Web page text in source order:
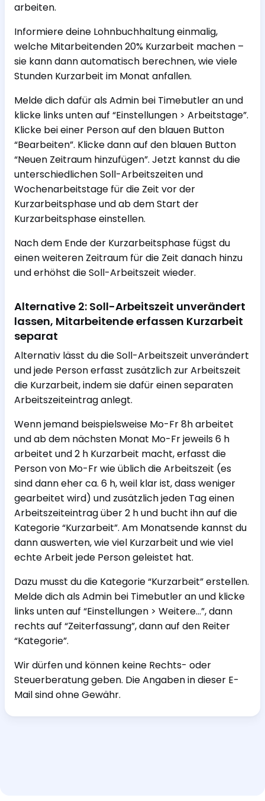
arbeiten.
Informiere deine Lohnbuchhaltung einmalig,
welche Mitarbeitenden 20% Kurzarbeit machen –
sie kann dann automatisch berechnen, wie viele
Stunden Kurzarbeit im Monat anfallen.
Melde dich dafür als Admin bei Timebutler an und
klicke links unten auf “Einstellungen > Arbeitstage”.
Klicke bei einer Person auf den blauen Button
“Bearbeiten”. Klicke dann auf den blauen Button
“Neuen Zeitraum hinzufügen”. Jetzt kannst du die
unterschiedlichen Soll-Arbeitszeiten und
Wochenarbeitstage für die Zeit vor der
Kurzarbeitsphase und ab dem Start der
Kurzarbeitsphase einstellen.
Nach dem Ende der Kurzarbeitsphase fügst du
einen weiteren Zeitraum für die Zeit danach hinzu
und erhöhst die Soll-Arbeitszeit wieder.
Alternative 2: Soll-Arbeitszeit unverändert
lassen, Mitarbeitende erfassen Kurzarbeit
separat
Alternativ lässt du die Soll-Arbeitszeit unverändert
und jede Person erfasst zusätzlich zur Arbeitszeit
die Kurzarbeit, indem sie dafür einen separaten
Arbeitszeiteintrag anlegt.
Wenn jemand beispielsweise Mo-Fr 8h arbeitet
und ab dem nächsten Monat Mo-Fr jeweils 6 h
arbeitet und 2 h Kurzarbeit macht, erfasst die
Person von Mo-Fr wie üblich die Arbeitszeit (es
sind dann eher ca. 6 h, weil klar ist, dass weniger
gearbeitet wird) und zusätzlich jeden Tag einen
Arbeitszeiteintrag über 2 h und bucht ihn auf die
Kategorie “Kurzarbeit”. Am Monatsende kannst du
dann auswerten, wie viel Kurzarbeit und wie viel
echte Arbeit jede Person geleistet hat.
Dazu musst du die Kategorie “Kurzarbeit” erstellen.
Melde dich als Admin bei Timebutler an und klicke
links unten auf “Einstellungen > Weitere…”, dann
rechts auf “Zeiterfassung”, dann auf den Reiter
“Kategorie”.
Wir dürfen und können keine Rechts- oder
Steuerberatung geben. Die Angaben in dieser E-
Mail sind ohne Gewähr.